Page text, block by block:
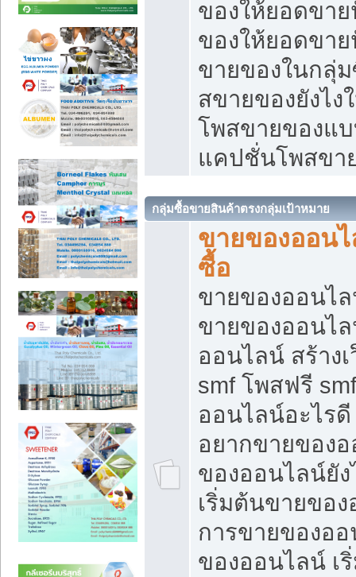
ของให้ยอดขา
ของให้ยอดขา
ขายของในกลุ่
สขายของยังไ
โพสขายของแ
แคปชั่นโพสขา
กลุ่มซื้อขายสินค้าตรงกลุ่มเป้าหมาย
ขายของออน
ซื้อ
ขายของออนไล
ขายของออนไ
ออนไลน์ สร้าง
smf โพสฟรี
ออนไลน์อะไร
อยากขายของ
ของออนไลน์ยั
เริ่มต้นขายของ
การขายของอ
ของออนไลน์ เ